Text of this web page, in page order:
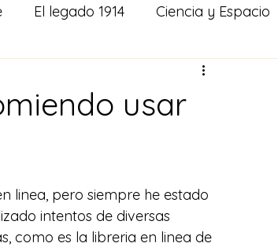
El legado 1914 Ciencia y Espacio
Xivra The Blues
usar
linea, pero siempre he estado
intentos de diversas
como es la libreria en linea de